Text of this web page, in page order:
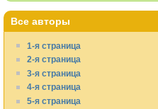
Все авторы
1-я страница
2-я страница
3-я страница
4-я страница
5-я страница